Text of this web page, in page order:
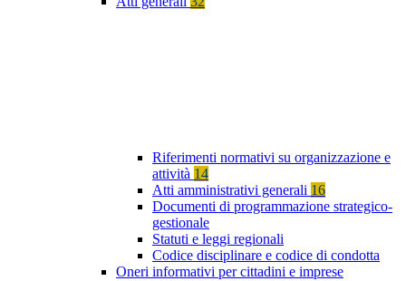
Riferimenti normativi su organizzazione e
attività 14
Atti amministrativi generali 16
Documenti di programmazione strategico-
gestionale
Statuti e leggi regionali
Codice disciplinare e codice di condotta
Oneri informativi per cittadini e imprese